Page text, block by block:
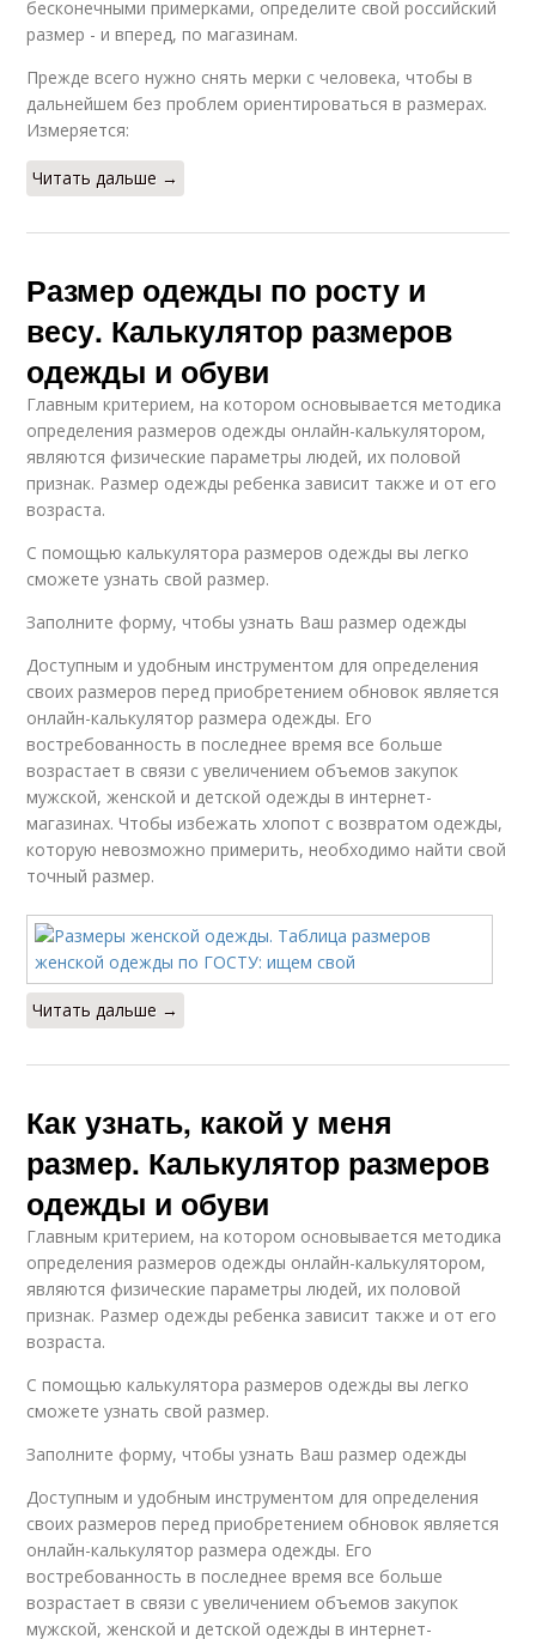
бесконечными примерками, определите свой российский
размер - и вперед, по магазинам.
Прежде всего нужно снять мерки с человека, чтобы в
дальнейшем без проблем ориентироваться в размерах.
Измеряется:
Читать дальше →
Размер одежды по росту и
весу. Калькулятор размеров
одежды и обуви
Главным критерием, на котором основывается методика
определения размеров одежды онлайн-калькулятором,
являются физические параметры людей, их половой
признак. Размер одежды ребенка зависит также и от его
возраста.
С помощью калькулятора размеров одежды вы легко
сможете узнать свой размер.
Заполните форму, чтобы узнать Ваш размер одежды
Доступным и удобным инструментом для определения
своих размеров перед приобретением обновок является
онлайн-калькулятор размера одежды. Его
востребованность в последнее время все больше
возрастает в связи с увеличением объемов закупок
мужской, женской и детской одежды в интернет-
магазинах. Чтобы избежать хлопот с возвратом одежды,
которую невозможно примерить, необходимо найти свой
точный размер.
Читать дальше →
Как узнать, какой у меня
размер. Калькулятор размеров
одежды и обуви
Главным критерием, на котором основывается методика
определения размеров одежды онлайн-калькулятором,
являются физические параметры людей, их половой
признак. Размер одежды ребенка зависит также и от его
возраста.
С помощью калькулятора размеров одежды вы легко
сможете узнать свой размер.
Заполните форму, чтобы узнать Ваш размер одежды
Доступным и удобным инструментом для определения
своих размеров перед приобретением обновок является
онлайн-калькулятор размера одежды. Его
востребованность в последнее время все больше
возрастает в связи с увеличением объемов закупок
мужской, женской и детской одежды в интернет-